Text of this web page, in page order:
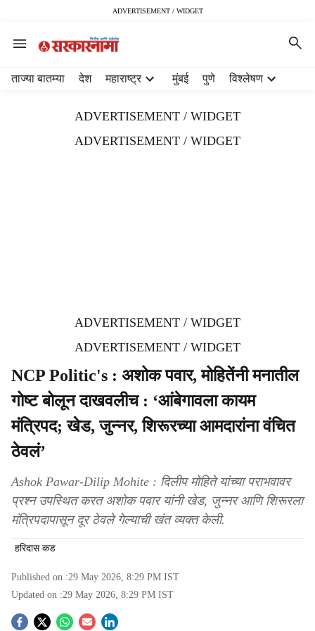
ADVERTISEMENT / WIDGET
ताज्या बातम्या देश महाराष्ट्र मुंबई पुणे विश्लेषण
ADVERTISEMENT / WIDGET
ADVERTISEMENT / WIDGET
ADVERTISEMENT / WIDGET
ADVERTISEMENT / WIDGET
NCP Politic's : अशोक पवार, मोहितेंनी मनातील
गोष्ट बोलून दाखवलीच : ‘आंबेगावला कायम
मंत्रिपद; खेड, जुन्नर, शिरूरच्या आमदारांना वंचित
ठेवलं’
Ashok Pawar-Dilip Mohite : दिलीप मोहिते यांच्या पराभवावर
प्रश्न उपस्थित करत अशोक पवार यांनी खेड, जुन्नर आणि शिरूरला
मंत्रिपदापासून दूर ठेवले गेल्याची खंत व्यक्त केली.
हरिदास कड
Published on :29 May 2026, 8:29 PM IST
Updated on :29 May 2026, 8:29 PM IST